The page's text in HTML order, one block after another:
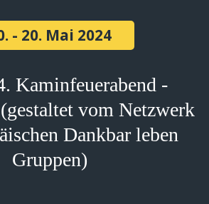
- 20. Mai 2024
Kaminfeuerabend -
vom Netzwerk
Dankbar leben
Gruppen)